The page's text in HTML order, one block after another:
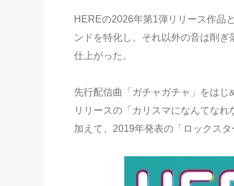
HEREの2026年第1弾リリース作品
ンドを特化し、それ以外の音は削
仕上がった。
先行配信曲「ガチャガチャ」をは
リリースの「カリスマになんてなれ
加えて、2019年発表の「ロックス